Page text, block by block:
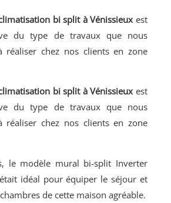
bi split à Vénissieux est
du type de travaux que nous
réaliser chez nos clients en zone
bi split à Vénissieuxest
du type de travaux que nous
réaliser chez nos clients en zone
le modèle mural bi-split Inverter
était idéal pour équiper le séjour et
de cette maison agréable.